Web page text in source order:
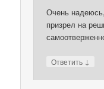
Очень
призрел на
Ответить ↓